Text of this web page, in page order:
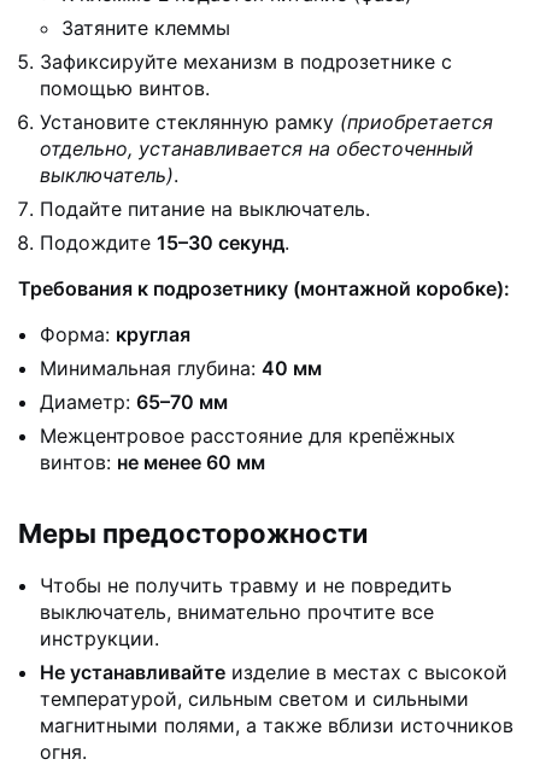
Затяните клеммы
Зафиксируйте механизм в подрозетнике с
помощью винтов.
Установите стеклянную рамку (приобретается
отдельно, устанавливается на обесточенный
выключатель).
Подайте питание на выключатель.
Подождите 15–30 секунд.
Требования к подрозетнику (монтажной коробке):
Форма: круглая
Минимальная глубина: 40 мм
Диаметр: 65–70 мм
Межцентровое расстояние для крепёжных
винтов: не менее 60 мм
Меры предосторожности
Чтобы не получить травму и не повредить
выключатель, внимательно прочтите все
инструкции.
Не устанавливайте изделие в местах с высокой
температурой, сильным светом и сильными
магнитными полями, а также вблизи источников
огня.